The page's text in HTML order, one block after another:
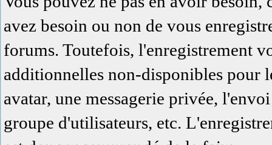
avez besoin ou non de vous
forums. Toutefois, l'enregistrement
additionnelles non-disponibles pour
avatar, une messagerie privée,
groupe d'utilisateurs, etc.